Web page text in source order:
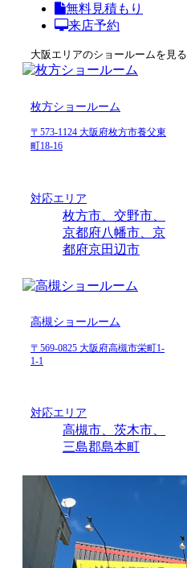
無料見積もり
来店予約
大阪エリアのショールームを見る
枚方ショールーム
〒573-1124 大阪府枚方市養父東
町18-16
対応エリア
枚方市、交野市、
京都府八幡市、京
都府京田辺市
高槻ショールーム
〒569-0825 大阪府高槻市栄町1-
1-1
対応エリア
高槻市、茨木市、
三島郡島本町